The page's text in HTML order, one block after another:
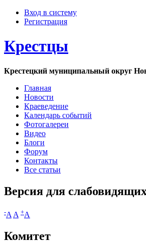
Вход в систему
Регистрация
Крестцы
Крестецкий муниципальный округ
Главная
Новости
Краеведение
Календарь событий
Фотогалереи
Видео
Блоги
Форум
Контакты
Все статьи
Версия для
-A A +A
Комитет